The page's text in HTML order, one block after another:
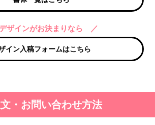
ザインがお決まりなら ／
イン入稿フォームはこちら
・お問い合わせ方法